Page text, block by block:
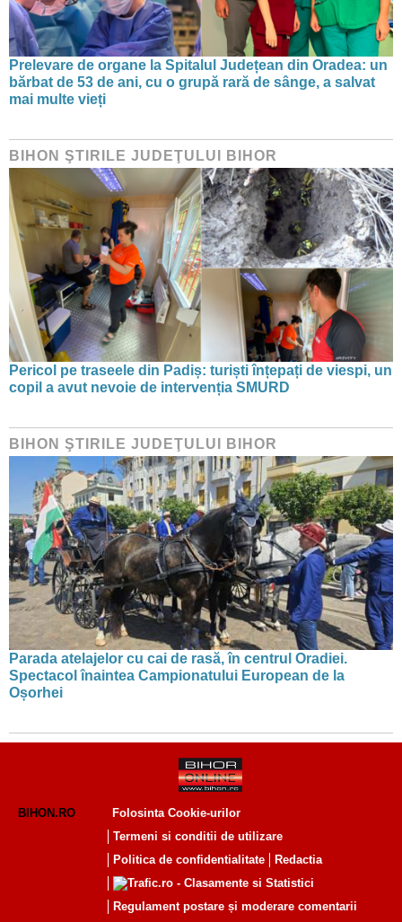
Prelevare de organe la Spitalul Județean din Oradea: un
bărbat de 53 de ani, cu o grupă rară de sânge, a salvat
mai multe vieți
BIHON ŞTIRILE JUDEŢULUI BIHOR
Pericol pe traseele din Padiș: turiști înțepați de viespi, un
copil a avut nevoie de intervenția SMURD
BIHON ŞTIRILE JUDEŢULUI BIHOR
Parada atelajelor cu cai de rasă, în centrul Oradiei.
Spectacol înaintea Campionatului European de la
Oșorhei
BIHON.RO
Folosinta Cookie-urilor
Termeni si conditii de utilizare
Politica de confidentialitate
Redactia
Regulament postare și moderare comentarii